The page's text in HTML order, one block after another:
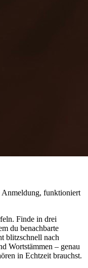
funktioniert
Finde in drei
du benachbarte
blitzschnell nach
Wortstämmen – genau
in Echtzeit brauchst.